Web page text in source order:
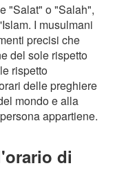
"Salat" o "Salah",
I musulmani
precisi che
del sole rispetto
rispetto
delle preghiere
mondo e alla
appartiene.
di